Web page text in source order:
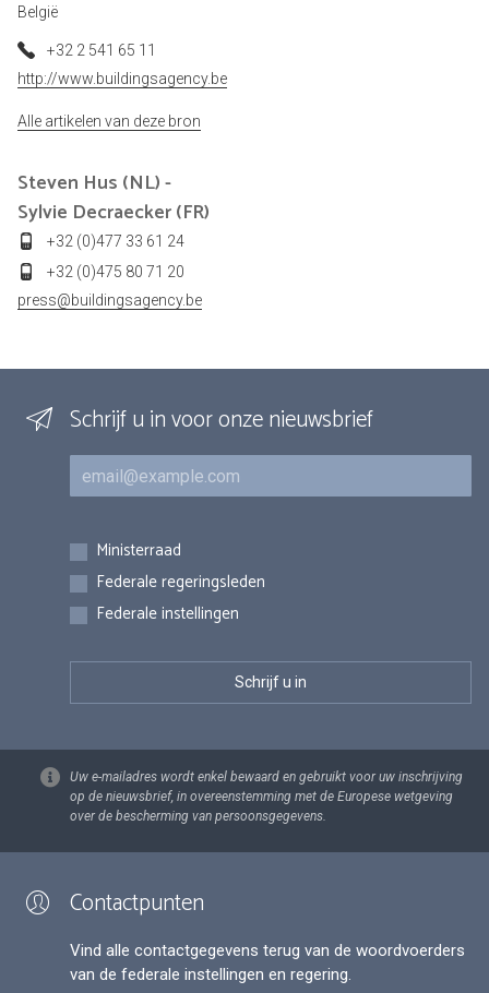
België
+32 2 541 65 11
http://www.buildingsagency.be
Alle artikelen van deze bron
Steven Hus (NL) -
Sylvie Decraecker (FR)
+32 (0)477 33 61 24
+32 (0)475 80 71 20
press@buildingsagency.be
Schrijf u in voor onze nieuwsbrief
E-mail
Inschrijvingen
Ministerraad
Federale regeringsleden
Federale instellingen
Uw e-mailadres wordt enkel bewaard en gebruikt voor uw inschrijving
op de nieuwsbrief, in overeenstemming met de Europese wetgeving
over de bescherming van persoonsgegevens.
Contactpunten
Vind alle contactgegevens terug van de woordvoerders
van de federale instellingen en regering.